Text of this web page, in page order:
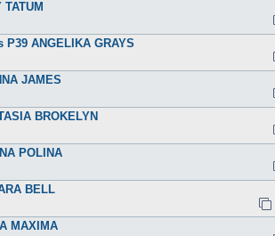
P39 ANGELIKA GRAYS
JAMES
BROKELYN
POLINA
BELL
MAXIMA